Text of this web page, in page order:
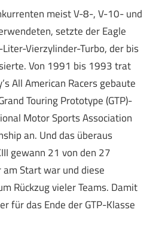
meist V-8-, V-10- und
setzte der Eagle
Vierzylinder-Turbo, der bis
Von 1991 bis 1993 trat
All American Racers gebaute
Touring Prototype (GTP)-
Motor Sports Association
an. Und das überaus
gewann 21 von den 27
am Start war und diese
Rückzug vieler Teams. Damit
für das Ende der GTP-Klasse